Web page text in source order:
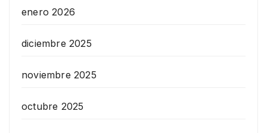
enero 2026
diciembre 2025
noviembre 2025
octubre 2025